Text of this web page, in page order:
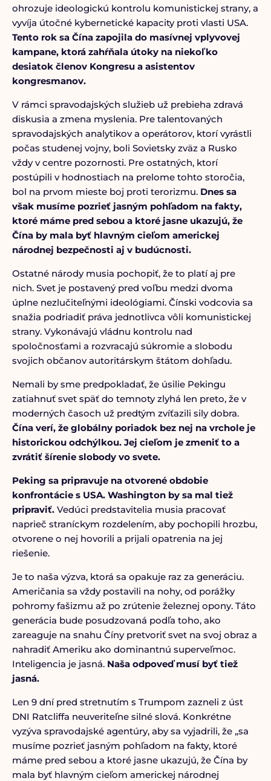
ohrozuje ideologickú kontrolu komunistickej strany, a
vyvíja útočné kybernetické kapacity proti vlasti USA.
Tento rok sa Čína zapojila do masívnej vplyvovej
kampane, ktorá zahŕňala útoky na niekoľko
desiatok členov Kongresu a asistentov
kongresmanov.
V rámci spravodajských služieb už prebieha zdravá
diskusia a zmena myslenia. Pre talentovaných
spravodajských analytikov a operátorov, ktorí vyrástli
počas studenej vojny, boli Sovietsky zväz a Rusko
vždy v centre pozornosti. Pre ostatných, ktorí
postúpili v hodnostiach na prelome tohto storočia,
bol na prvom mieste boj proti terorizmu. Dnes sa
však musíme pozrieť jasným pohľadom na fakty,
ktoré máme pred sebou a ktoré jasne ukazujú, že
Čína by mala byť hlavným cieľom americkej
národnej bezpečnosti aj v budúcnosti.
Ostatné národy musia pochopiť, že to platí aj pre
nich. Svet je postavený pred voľbu medzi dvoma
úplne nezlučiteľnými ideológiami. Čínski vodcovia sa
snažia podriadiť práva jednotlivca vôli komunistickej
strany. Vykonávajú vládnu kontrolu nad
spoločnosťami a rozvracajú súkromie a slobodu
svojich občanov autoritárskym štátom dohľadu.
Nemali by sme predpokladať, že úsilie Pekingu
zatiahnuť svet späť do temnoty zlyhá len preto, že v
moderných časoch už predtým zvíťazili sily dobra.
Čína verí, že globálny poriadok bez nej na vrchole je
historickou odchýlkou. Jej cieľom je zmeniť to a
zvrátiť šírenie slobody vo svete.
Peking sa pripravuje na otvorené obdobie
konfrontácie s USA. Washington by sa mal tiež
pripraviť.Vedúci predstavitelia musia pracovať
naprieč straníckym rozdelením, aby pochopili hrozbu,
otvorene o nej hovorili a prijali opatrenia na jej
riešenie.
Je to naša výzva, ktorá sa opakuje raz za generáciu.
Američania sa vždy postavili na nohy, od porážky
pohromy fašizmu až po zrútenie železnej opony. Táto
generácia bude posudzovaná podľa toho, ako
zareaguje na snahu Číny pretvoriť svet na svoj obraz a
nahradiť Ameriku ako dominantnú superveľmoc.
Inteligencia je jasná. Naša odpoveď musí byť tiež
jasná.
Len 9 dní pred stretnutím s Trumpom zazneli z úst
DNI Ratcliffa neuveriteľne silné slová. Konkrétne
vyzýva spravodajské agentúry, aby sa vyjadrili, že „sa
musíme pozrieť jasným pohľadom na fakty, ktoré
máme pred sebou a ktoré jasne ukazujú, že Čína by
mala byť hlavným cieľom americkej národnej